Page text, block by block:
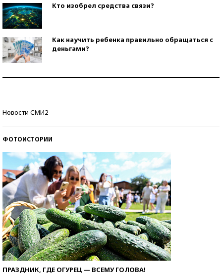
Кто изобрел средства связи?
Как научить ребенка правильно обращаться с
деньгами?
Новости СМИ2
ФОТОИСТОРИИ
ПРАЗДНИК, ГДЕ ОГУРЕЦ — ВСЕМУ ГОЛОВА!